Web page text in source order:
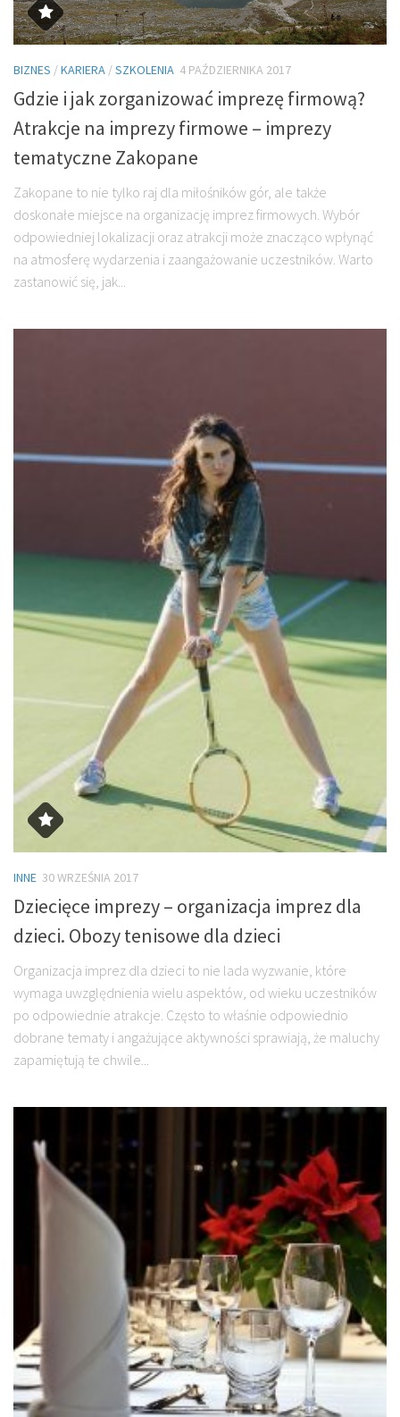
BIZNES /KARIERA /SZKOLENIA 4 PAŹDZIERNIKA 2017
Gdzie i jak zorganizować imprezę firmową?
Atrakcje na imprezy firmowe – imprezy
tematyczne Zakopane
Zakopane to nie tylko raj dla miłośników gór, ale także
doskonałe miejsce na organizację imprez firmowych. Wybór
odpowiedniej lokalizacji oraz atrakcji może znacząco wpłynąć
na atmosferę wydarzenia i zaangażowanie uczestników. Warto
zastanowić się, jak...
INNE 30 WRZEŚNIA 2017
Dziecięce imprezy – organizacja imprez dla
dzieci. Obozy tenisowe dla dzieci
Organizacja imprez dla dzieci to nie lada wyzwanie, które
wymaga uwzględnienia wielu aspektów, od wieku uczestników
po odpowiednie atrakcje. Często to właśnie odpowiednio
dobrane tematy i angażujące aktywności sprawiają, że maluchy
zapamiętują te chwile...